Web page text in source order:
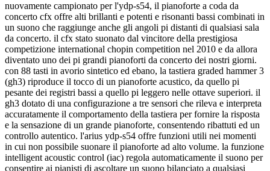
nuovamente campionato per l'ydp-s54, il pianoforte a coda da
concerto cfx offre alti brillanti e potenti e risonanti bassi combinati in
un suono che raggiunge anche gli angoli pi distanti di qualsiasi sala
da concerto. il cfx stato suonato dal vincitore della prestigiosa
competizione international chopin competition nel 2010 e da allora
diventato uno dei pi grandi pianoforti da concerto dei nostri giorni.
con 88 tasti in avorio sintetico ed ebano, la tastiera graded hammer 3
(gh3) riproduce il tocco di un pianoforte acustico, da quello pi
pesante dei registri bassi a quello pi leggero nelle ottave superiori. il
gh3 dotato di una configurazione a tre sensori che rileva e interpreta
accuratamente il comportamento della tastiera per fornire la risposta
e la sensazione di un grande pianoforte, consentendo ribattuti ed un
controllo autentico. l'arius ydp-s54 offre funzioni utili nei momenti
in cui non possibile suonare il pianoforte ad alto volume. la funzione
intelligent acoustic control (iac) regola automaticamente il suono per
consentire ai pianisti di ascoltare un suono bilanciato a qualsiasi